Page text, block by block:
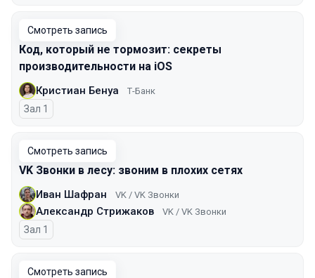
Смотреть запись
Код, который не тормозит: секреты
производительности на iOS
Кристиан Бенуа Т-Банк
Зал 1
Смотреть запись
VK Звонки в лесу: звоним в плохих сетях
Иван Шафран VK / VK Звонки
Александр Стрижаков VK / VK Звонки
Зал 1
Смотреть запись